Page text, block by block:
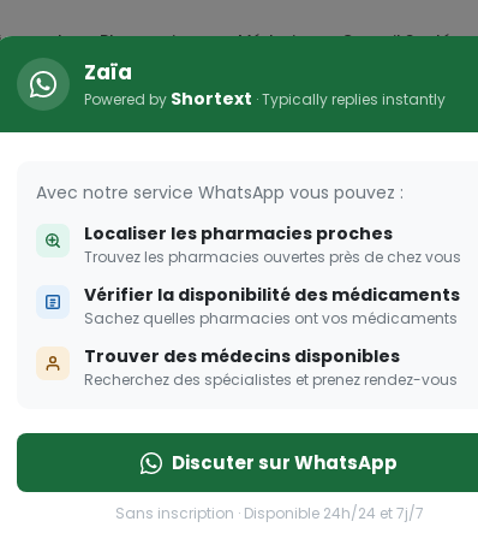
Pharmacies Médecins Conseil Santé
Dream
à pique!
Zaïa
Powered by Shortext · Typically replies instantly
Avec notre service WhatsApp vous pouvez :
Localiser les pharmacies proches
Trouvez les pharmacies ouvertes près de chez vous
Vérifier la disponibilité des médicaments
Sachez quelles pharmacies ont vos médicaments
Trouver des médecins disponibles
Recherchez des spécialistes et prenez rendez-vous
Discuter sur WhatsApp
Sans inscription · Disponible 24h/24 et 7j/7